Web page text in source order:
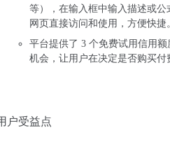
等），在输入框中输入描述或
网页直接访问和使用，方便快捷
平台提供了 3 个免费试用信用
机会，让用户在决定是否购买付
户受益点